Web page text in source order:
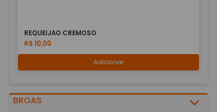
REQUEIJAO CREMOSO
R$ 10,00
Adicionar
BROAS